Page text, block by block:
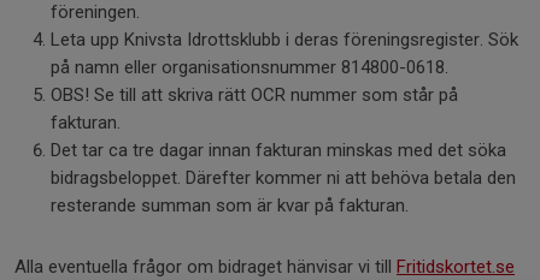
föreningen.
Leta upp Knivsta Idrottsklubb i deras föreningsregister. Sök
på namn eller organisationsnummer 814800-0618.
OBS! Se till att skriva rätt OCR nummer som står på
fakturan.
Det tar ca tre dagar innan fakturan minskas med det söka
bidragsbeloppet. Därefter kommer ni att behöva betala den
resterande summan som är kvar på fakturan.
Alla eventuella frågor om bidraget hänvisar vi till Fritidskortet.se